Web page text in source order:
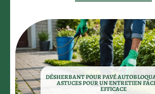
DÉSHERBANT POUR PAVÉ
ASTUCES POUR UN ENTRETIEN
EFFICACE